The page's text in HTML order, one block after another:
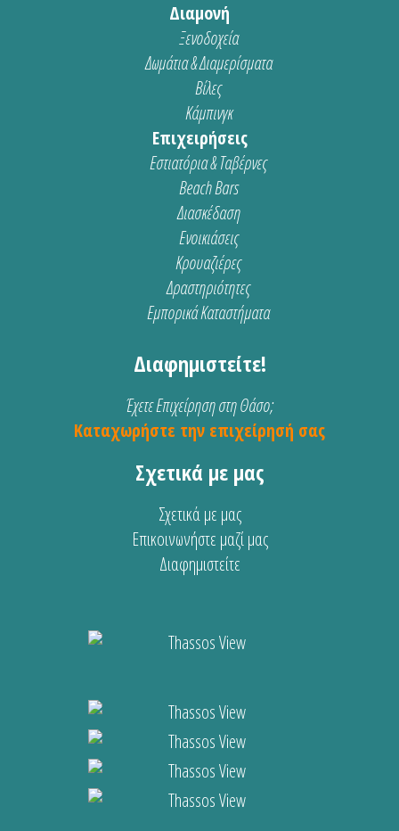
Διαμονή
Ξενοδοχεία
Δωμάτια & Διαμερίσματα
Βίλες
Κάμπινγκ
Επιχειρήσεις
Εστιατόρια & Ταβέρνες
Beach Bars
Διασκέδαση
Ενοικιάσεις
Κρουαζιέρες
Δραστηριότητες
Εμπορικά Καταστήματα
Διαφημιστείτε!
Έχετε Επιχείρηση στη Θάσο;
Καταχωρήστε την επιχείρησή σας
Σχετικά με μας
Σχετικά με μας
Επικοινωνήστε μαζί μας
Διαφημιστείτε